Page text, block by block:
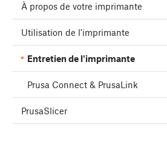
À propos de votre imprimante
Utilisation de l'imprimante
Entretien de l'imprimante
Prusa Connect & PrusaLink
PrusaSlicer